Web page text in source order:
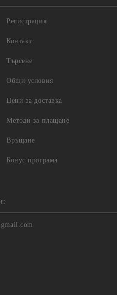
Регистрация
Контакт
Търсене
Общи условия
Цени за доставка
Методи за плащане
Връщане
Бонус програма